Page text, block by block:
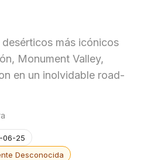
más icónicos
Monument Valley,
en un inolvidable road-
06-25
Desconocida